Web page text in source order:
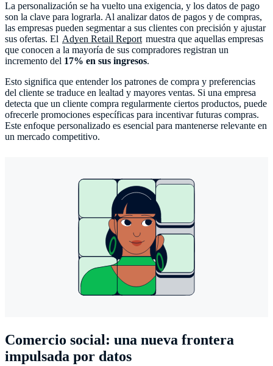
La personalización se ha vuelto una exigencia, y los datos de pago
son la clave para lograrla. Al analizar datos de pagos y de compras,
las empresas pueden segmentar a sus clientes con precisión y ajustar
sus ofertas. El Adyen Retail Report muestra que aquellas empresas
que conocen a la mayoría de sus compradores registran un
incremento del 17% en sus ingresos.
Esto significa que entender los patrones de compra y preferencias
del cliente se traduce en lealtad y mayores ventas. Si una empresa
detecta que un cliente compra regularmente ciertos productos, puede
ofrecerle promociones específicas para incentivar futuras compras.
Este enfoque personalizado es esencial para mantenerse relevante en
un mercado competitivo.
Comercio social: una nueva frontera
impulsada por datos